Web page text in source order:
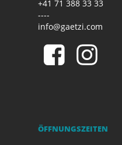
+41 71 388 33 33
----
info@gaetzi.com
ÖFFNUNGSZEITEN